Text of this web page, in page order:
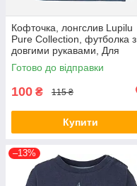
Кофточка, лонгслив Lupilu
Pure Collection, футболка з
довгими рукавами, Для
хлопчиків, сині
Готово до відправки
100 ₴ 115 ₴
Купити
–13%